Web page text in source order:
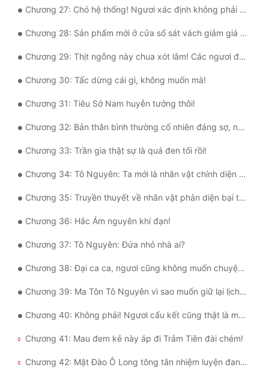
Sát Phạt Quyết Đoán
Vô Sỉ
Điềm Đạm
Chương 27: Chó hệ thống! Ngươi xác định không phải từ sát vách trường quay phim khiêu dâm đến?
Chương 28: Sản phẩm mới ở cửa sổ sát vách giảm giá một nửa rồi!
Chương 29: Thịt ngỗng này chua xót lắm! Các ngươi đừng có mua!
Chương 30: Tấc dừng cái gì, không muốn mà!
Chương 31: Tiêu Sở Nam huyễn tưởng thôi!
Chương 32: Bản thân bình thường cố nhiên đáng sợ, nhưng huynh đệ thành công càng khiến người ta lo lắng a!
Chương 33: Trần gia thật sự là quá đen tối rồi!
Chương 34: Tô Nguyên: Ta mới là nhân vật chính diện mà!
Chương 35: Truyền thuyết về nhân vật phản diện bại trận nhanh nhất!
Chương 36: Hắc Ám nguyên khí đạn!
Chương 37: Tô Nguyên: Đứa nhỏ nhà ai?
Chương 38: Đại ca ca, ngươi cũng không muốn chuyện mình là ma đầu bị người ta biết chứ?
Chương 39: Ma Tôn Tô Nguyên vì sao muốn giữ lại lịch sử chịu nhục của bản thân?
Chương 40: Không phải! Ngươi cấu kết cũng thật là ma đạo a!
Chương 41: Mau đem kẻ này áp đi Trảm Tiên đài chém!
Chương 42: Mật Đào Ô Long tông tân nhiệm luyện đan sư!